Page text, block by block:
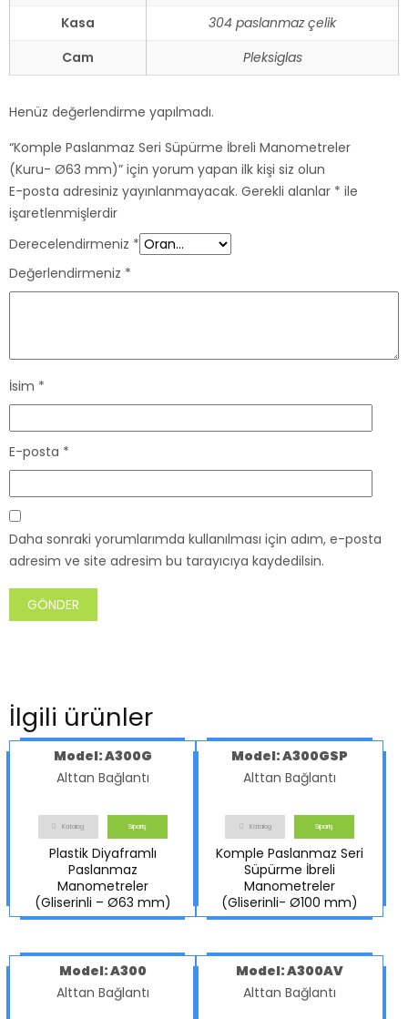
Kasa
304 paslanmaz çelik
Cam
Pleksiglas
Henüz değerlendirme yapılmadı.
“Komple Paslanmaz Seri Süpürme İbreli Manometreler
(Kuru- Ø63 mm)” için yorum yapan ilk kişi siz olun
E-posta adresiniz yayınlanmayacak. Gerekli alanlar * ile
işaretlenmişlerdir
Derecelendirmeniz *
Değerlendirmeniz *
İsim *
E-posta *
Daha sonraki yorumlarımda kullanılması için adım, e-posta
adresim ve site adresim bu tarayıcıya kaydedilsin.
İlgili ürünler
Model: A300G
Alttan Bağlantı
Katalog Sipariş
Plastik Diyaframlı
Paslanmaz
Manometreler
(Gliserinli – Ø63 mm)
Model: A300GSP
Alttan Bağlantı
Katalog Sipariş
Komple Paslanmaz Seri
Süpürme İbreli
Manometreler
(Gliserinli- Ø100 mm)
Model: A300
Alttan Bağlantı
Model: A300AV
Alttan Bağlantı